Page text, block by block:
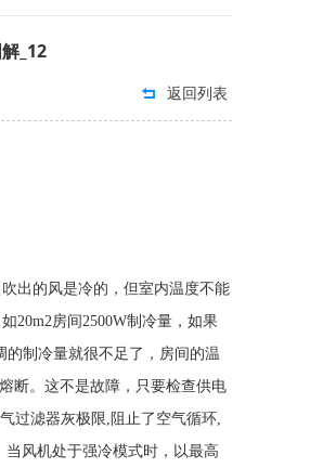
_12
返回列表
出的风是冷的，但室内温度不能
20m2房间2500W制冷量，如果
的制冷量就很不足了，房间的温
断。这不是故障，只要检查供电
过滤器灰极限,阻止了空气循环,
风机处于强冷模式时，以最高